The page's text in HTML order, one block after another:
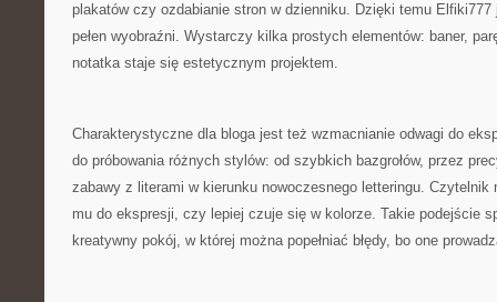
plakatów czy ozdabianie stron w dzienniku. Dzięki temu
pełen wyobraźni. Wystarczy kilka prostych elementów: baner,
notatka staje się estetycznym projektem.
Charakterystyczne dla bloga jest też wzmacnianie odwagi do
do próbowania różnych stylów: od szybkich bazgrołów, przez
zabawy z literami w kierunku nowoczesnego letteringu.
mu do ekspresji, czy lepiej czuje się w kolorze. Takie podejście
kreatywny pokój, w której można popełniać błędy, bo one